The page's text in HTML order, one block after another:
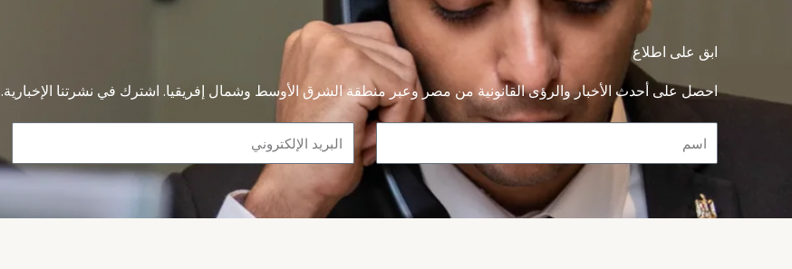
ابق على اطلاع
احصل على أحدث الأخبار والرؤى القانونية من مصر وعبر منطقة الشرق الأوسط وشمال إفريقيا. اشترك في نشرتنا الإخبارية.
Name
Email